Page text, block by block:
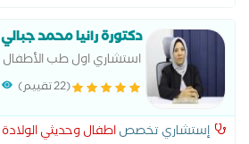
دكتورة رانيا محمد جبالي
استشاري اول طب الأطفال
والتغذية العلاجية
(22 تقييم)
إستشاري تخصصاطفال وحديثي الولادة